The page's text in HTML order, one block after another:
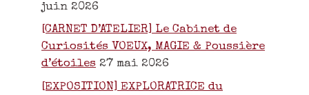
juin 2026
[CARNET D’ATELIER] Le Cabinet de
Curiosités VOEUX, MAGIE & Poussière
d’étoiles 27 mai 2026
[EXPOSITION] EXPLORATRICE du